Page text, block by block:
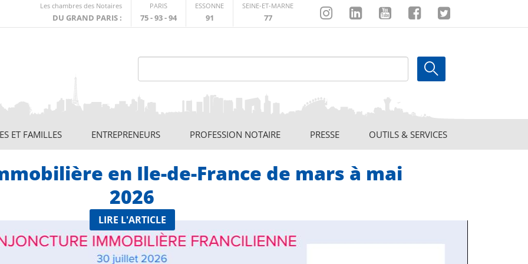
Les chambres des Notaires
DU GRAND PARIS :
externe
PARIS
75 - 93 - 94
ESSONNE
91
SEINE-ET-MARNE
77
InstagramLinkedinYoutubeFacebookTwitter
ET FAMILLES ENTREPRENEURS PROFESSION NOTAIRE PRESSE OUTILS & SERVICES
en Ile-de-France de mars à mai
2026
LIRE L'ARTICLE